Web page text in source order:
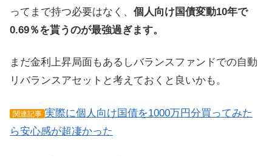
ってまで持つ必要はなく、 個人向け国債変動10年で
0.69％を貰うのが最強過ぎます。
まだ金利上昇局面もあるしバランスファンドでの自動
リバランスアセットと考えておくと良いかも。
関連記事 実際に個人向け国債を1000万円分買ってみた
ら安心感が超凄かった